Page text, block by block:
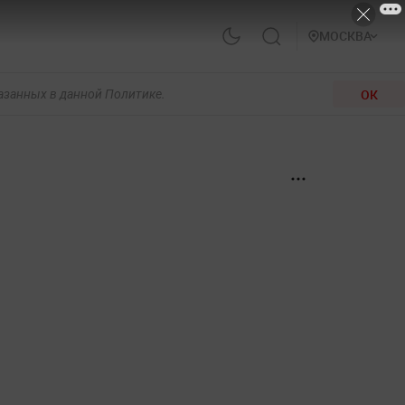
МОСКВА
в данной Политике. ОК